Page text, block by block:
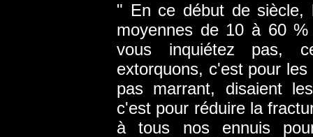
" En ce début de siècle,
moyennes de 10 à 60
vous inquiétez pas,
extorquons, c'est pour
pas marrant, disaient
c'est pour réduire la
à tous nos ennuis